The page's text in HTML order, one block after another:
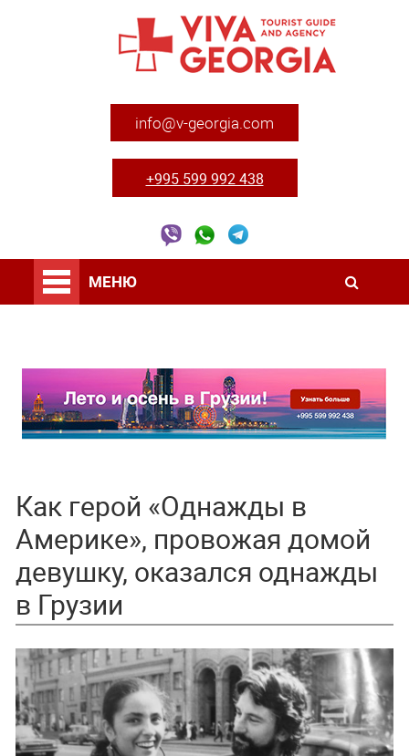
info@v-georgia.com
+995 599 992 438
МЕНЮ
Как герой «Однажды в
Америке», провожая домой
девушку, оказался однажды
в Грузии